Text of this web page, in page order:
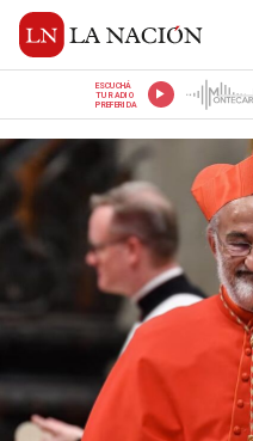
ESCUCHÁ
TU RADIO
PREFERIDA